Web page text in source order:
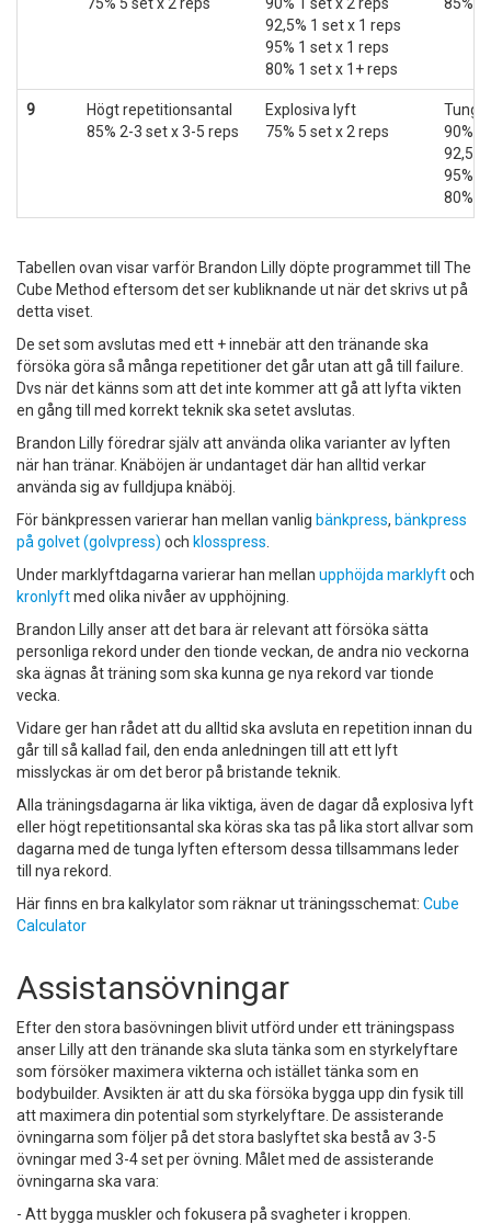
92,5% 1 set x 1 reps
95% 1 set x 1 reps
80% 1 set x 1+ reps
9
Högt repetitionsantal
85% 2-3 set x 3-5 reps
Explosiva lyft
75% 5 set x 2 reps
90% 1
92,5%
95% 1
80% 1
Tabellen ovan visar varför Brandon Lilly döpte programmet till The
Cube Method eftersom det ser kubliknande ut när det skrivs ut på
detta viset.
De set som avslutas med ett + innebär att den tränande ska
försöka göra så många repetitioner det går utan att gå till failure.
Dvs när det känns som att det inte kommer att gå att lyfta vikten
en gång till med korrekt teknik ska setet avslutas.
Brandon Lilly föredrar själv att använda olika varianter av lyften
när han tränar. Knäböjen är undantaget där han alltid verkar
använda sig av fulldjupa knäböj.
För bänkpressen varierar han mellan vanlig bänkpress, bänkpress
på golvet (golvpress) och klosspress
Under marklyftdagarna varierar han mellan upphöjda marklyftoch
kronlyftmed olika nivåer av upphöjning.
Brandon Lilly anser att det bara är relevant att försöka sätta
personliga rekord under den tionde veckan, de andra nio veckorna
ska ägnas åt träning som ska kunna ge nya rekord var tionde
vecka.
Vidare ger han rådet att du alltid ska avsluta en repetition innan du
går till så kallad fail, den enda anledningen till att ett lyft
misslyckas är om det beror på bristande teknik.
Alla träningsdagarna är lika viktiga, även de dagar då explosiva lyft
eller högt repetitionsantal ska köras ska tas på lika stort allvar som
dagarna med de tunga lyften eftersom dessa tillsammans leder
till nya rekord.
Här finns en bra kalkylator som räknar ut träningsschemat: Cube
Calculator
Assistansövningar
Efter den stora basövningen blivit utförd under ett träningspass
anser Lilly att den tränande ska sluta tänka som en styrkelyftare
som försöker maximera vikterna och istället tänka som en
bodybuilder. Avsikten är att du ska försöka bygga upp din fysik till
att maximera din potential som styrkelyftare. De assisterande
övningarna som följer på det stora baslyftet ska bestå av 3-5
övningar med 3-4 set per övning. Målet med de assisterande
övningarna ska vara:
- Att bygga muskler och fokusera på svagheter i kroppen.